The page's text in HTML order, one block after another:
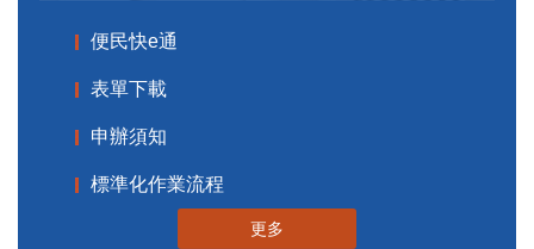
便民快e通
表單下載
申辦須知
標準化作業流程
更多